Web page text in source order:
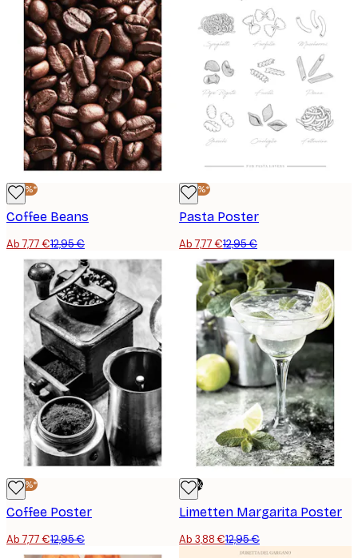
-40%*
Coffee Beans
Ab 7,77 €12,95 €
-40%*
Pasta Poster
Ab 7,77 €12,95 €
-40%*
Coffee Poster
Ab 7,77 €12,95 €
-70%
Limetten Margarita Poster
Ab 3,88 €12,95 €